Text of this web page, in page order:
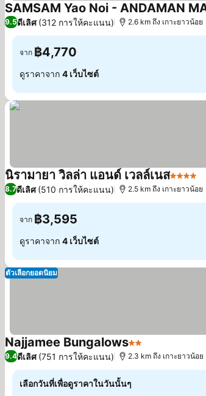
SAMSAM Yao Noi - ANDAMAN
9.5ดีเลิศ (312 การให้คะแนน) 2.6 km ถึง เกาะยาวน้อย
จาก ฿4,770
ดูราคาจาก 4 เว็บไซต์
นิรามายา วิลล่า แอนด์ เวลล์เนส4 ดาว
8.7ดีเลิศ (510 การให้คะแนน) 2.5 km ถึง เกาะยาวน้อย
จาก ฿3,595
ดูราคาจาก 4 เว็บไซต์
ตัวเลือกยอดนิยม
Najjamee Bungalows2 ดาว
9.4ดีเลิศ (751 การให้คะแนน) 2.3 km ถึง เกาะยาวน้อย
เลือกวันที่เพื่อดูราคาในวันนั้นๆ